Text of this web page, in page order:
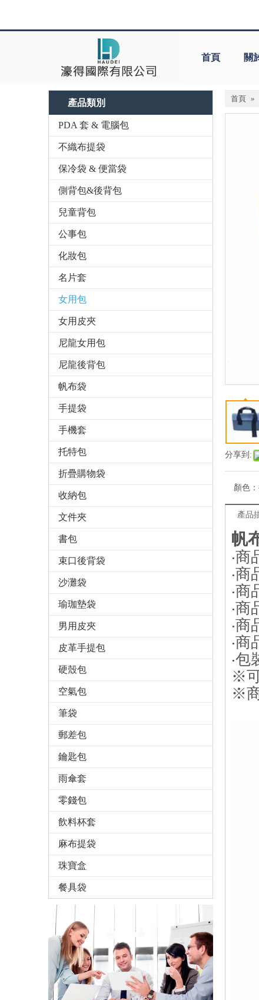
首頁 關
產品類別
PDA 套 & 電腦包
不織布提袋
保冷袋 & 便當袋
側背包&後背包
兒童背包
公事包
化妝包
名片套
女用包
女用皮夾
尼龍女用包
尼龍後背包
帆布袋
手提袋
手機套
托特包
折疊購物袋
收納包
文件夾
書包
束口後背袋
沙灘袋
瑜珈墊袋
男用皮夾
皮革手提包
硬殼包
空氣包
筆袋
郵差包
鑰匙包
雨傘套
零錢包
飲料杯套
麻布提袋
珠寶盒
餐具袋
首頁 »
分享到:
顏色：
產品
帆
‧商
‧
‧商
‧商
‧
‧
‧包
※
※